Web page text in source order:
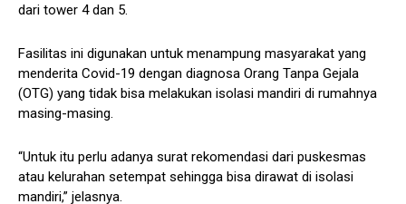
dari tower 4 dan 5.
Fasilitas ini digunakan untuk menampung masyarakat yang
menderita Covid-19 dengan diagnosa Orang Tanpa Gejala
(OTG) yang tidak bisa melakukan isolasi mandiri di rumahnya
masing-masing.
“Untuk itu perlu adanya surat rekomendasi dari puskesmas
atau kelurahan setempat sehingga bisa dirawat di isolasi
mandiri,” jelasnya.